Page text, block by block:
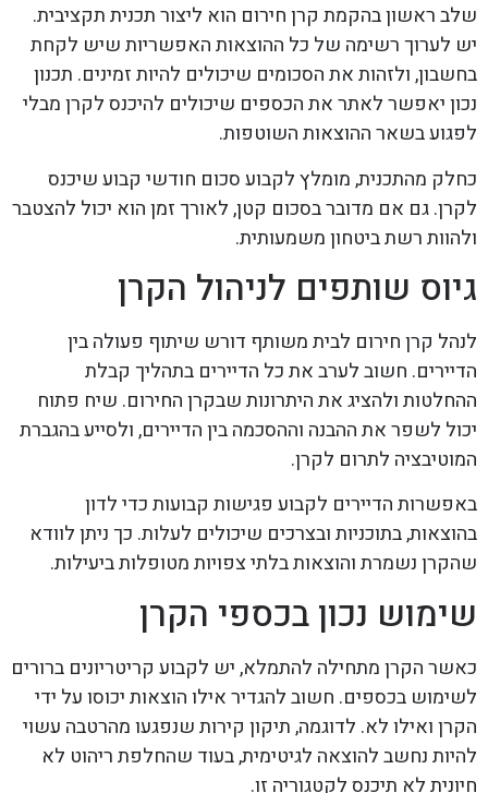
שלב ראשון בהקמת קרן חירום הוא ליצור תכנית תקציבית.
יש לערוך רשימה של כל ההוצאות האפשריות שיש לקחת
בחשבון, ולזהות את הסכומים שיכולים להיות זמינים. תכנון
נכון יאפשר לאתר את הכספים שיכולים להיכנס לקרן מבלי
לפגוע בשאר ההוצאות השוטפות.
כחלק מהתכנית, מומלץ לקבוע סכום חודשי קבוע שיכנס
לקרן. גם אם מדובר בסכום קטן, לאורך זמן הוא יכול להצטבר
ולהוות רשת ביטחון משמעותית.
גיוס שותפים לניהול הקרן
לנהל קרן חירום לבית משותף דורש שיתוף פעולה בין
הדיירים. חשוב לערב את כל הדיירים בתהליך קבלת
ההחלטות ולהציג את היתרונות שבקרן החירום. שיח פתוח
יכול לשפר את ההבנה וההסכמה בין הדיירים, ולסייע בהגברת
המוטיבציה לתרום לקרן.
באפשרות הדיירים לקבוע פגישות קבועות כדי לדון
בהוצאות, בתוכניות ובצרכים שיכולים לעלות. כך ניתן לוודא
שהקרן נשמרת והוצאות בלתי צפויות מטופלות ביעילות.
שימוש נכון בכספי הקרן
כאשר הקרן מתחילה להתמלא, יש לקבוע קריטריונים ברורים
לשימוש בכספים. חשוב להגדיר אילו הוצאות יכוסו על ידי
הקרן ואילו לא. לדוגמה, תיקון קירות שנפגעו מהרטבה עשוי
להיות נחשב להוצאה לגיטימית, בעוד שהחלפת ריהוט לא
חיונית לא תיכנס לקטגוריה זו.